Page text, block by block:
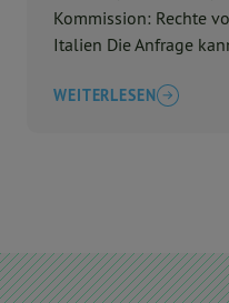
Kommission: Rechte
Italien Die Anfrage
WEITERLESEN